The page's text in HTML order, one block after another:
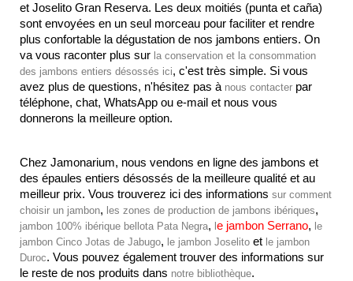
et Joselito Gran Reserva. Les deux moitiés (punta et caña)
sont envoyées en un seul morceau pour faciliter et rendre
plus confortable la dégustation de nos jambons entiers. On
va vous raconter plus sur la conservation et la consommation
des jambons entiers désossés ici, c'est très simple. Si vous
avez plus de questions, n'hésitez pas à nous contacter par
téléphone, chat, WhatsApp ou e-mail et nous vous
donnerons la meilleure option.
Chez Jamonarium, nous vendons en ligne des jambons et
des épaules entiers désossés de la meilleure qualité et au
meilleur prix. Vous trouverez ici des informations sur comment
choisir un jambon, les zones de production de jambons ibériques
jambon 100% ibérique bellota Pata Negra, e jambon Serrano, le
jambon Cinco Jotas de Jabugo, le jambon Joselito et le jambon
Duroc. Vous pouvez également trouver des informations sur
le reste de nos produits dans notre bibliothèque.